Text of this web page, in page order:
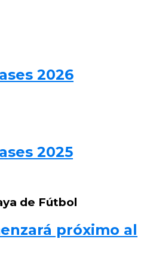
2026
2025
de Fútbol
próximo al